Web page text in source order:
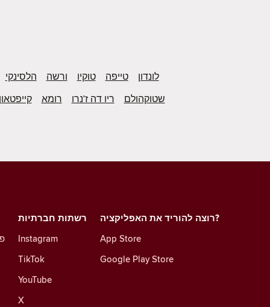
הלסינקי ורשה טוקיו טייפה
לונדון
רומא ריו דה ז'נרו שטוקהולם
רשתות חברתיות
Instagram
TikTok
YouTube
X
רוצה להוריד את האפליקציה?
App Store
Google Play Store